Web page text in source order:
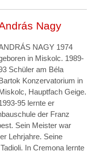
Nagy
NAGY 1974
in Miskolc. 1989-
Schüler am Béla
Konzervatorium in
Hauptfach Geige.
95 lernte er
der Franz
Sein Meister war
Lehrjahre. Seine
In Cremona lernte